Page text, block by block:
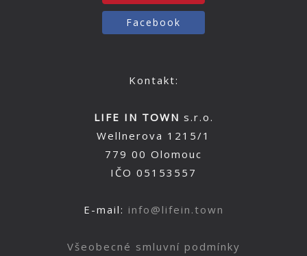
Facebook
Kontakt:
LIFE IN TOWN s.r.o.
Wellnerova 1215/1
779 00 Olomouc
IČO 05153557
E-mail: info@lifein.town
Všeobecné smluvní podmínky